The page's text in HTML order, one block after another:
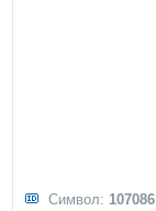
Символ: 107086